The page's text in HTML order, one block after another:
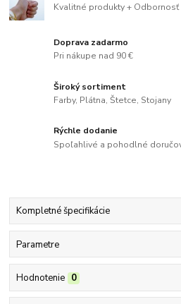
Kvalitné produkty + Odbornosť
Doprava zadarmo
Pri nákupe nad 90 €
Široký sortiment
Farby, Plátna, Štetce, Stojany
Rýchle dodanie
Spoľahlivé a pohodlné
Kompletné špecifikácie
Parametre
Hodnotenie 0